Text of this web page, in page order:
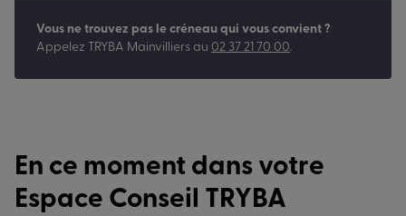
Vous ne trouvez pas le créneau qui vous convient ?
Appelez TRYBA Mainvilliers au 02 37 21 70 00.
En ce moment dans votre
Espace Conseil TRYBA